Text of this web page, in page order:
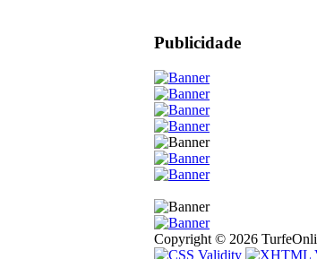
Publicidade
Copyright © 2026